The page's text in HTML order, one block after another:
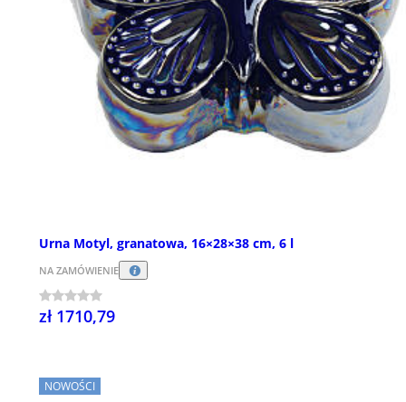
Urna Motyl, granatowa, 16×28×38 cm, 6 l
NA ZAMÓWIENIE
zł 1710,79
NOWOŚCI